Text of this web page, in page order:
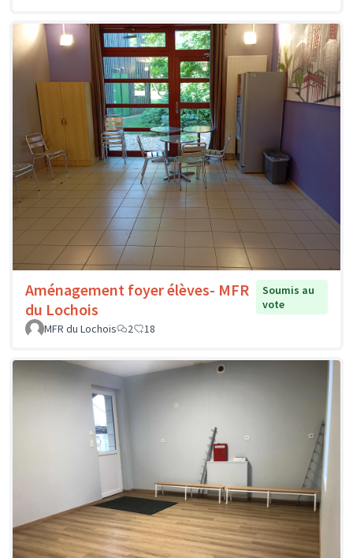
Aménagement foyer élèves- MFR
du Lochois
Soumis au
vote
MFR du Lochois
2 18